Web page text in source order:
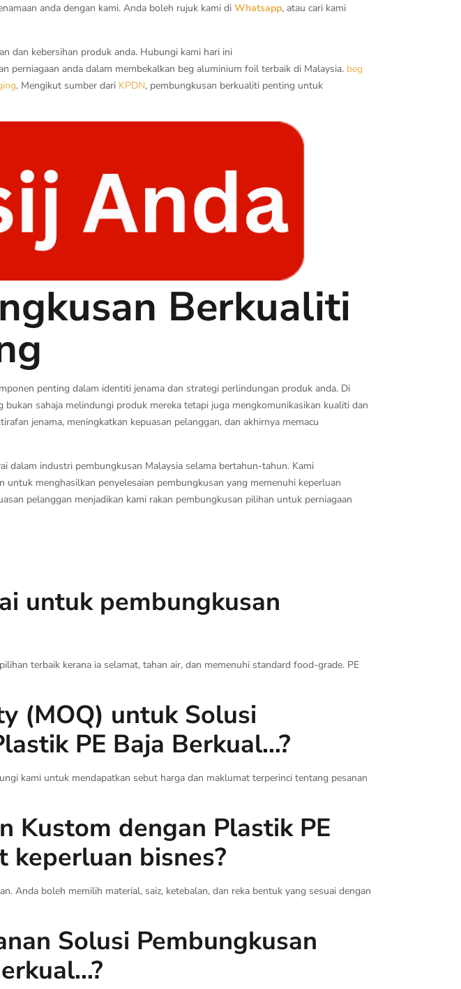
anda dengan kami. Anda boleh rujuk kami diWhatsapp, atau cari kami
dan kebersihan produk anda. Hubungi kami hari ini
perniagaan anda dalam membekalkan beg aluminium foil terbaik di Malaysia. beg
. Mengikut sumber dari KPDN, pembungkusan berkualiti penting untuk
Berkualiti
penting dalam identiti jenama dan strategi perlindungan produk anda. Di
sahaja melindungi produk mereka tetapi juga mengkomunikasikan kualiti dan
jenama, meningkatkan kepuasan pelanggan, dan akhirnya memacu
dalam industri pembungkusan Malaysia selama bertahun-tahun. Kami
menghasilkan penyelesaian pembungkusan yang memenuhi keperluan
pelanggan menjadikan kami rakan pembungkusan pilihan untuk perniagaan
untuk pembungkusan
terbaik kerana ia selamat, tahan air, dan memenuhi standard food-grade. PE
(MOQ) untuk Solusi
PE Baja Berkual…?
kami untuk mendapatkan sebut harga dan maklumat terperinci tentang pesanan
Kustom dengan Plastik PE
bisnes?
Anda boleh memilih material, saiz, ketebalan, dan reka bentuk yang sesuai dengan
Solusi Pembungkusan